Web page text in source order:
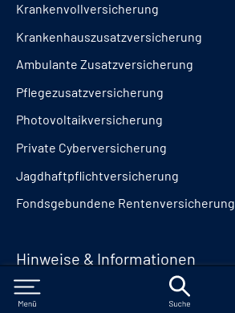
Krankenvollversicherung
Krankenhauszusatzversicherung
Ambulante Zusatzversicherung
Pflegezusatzversicherung
Photovoltaikversicherung
Private Cyberversicherung
Jagdhaftpflichtversicherung
Fondsgebundene Rentenversicherung
Hinweise & Informationen
Impressum